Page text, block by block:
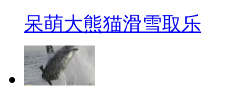
呆萌大熊猫滑雪取乐